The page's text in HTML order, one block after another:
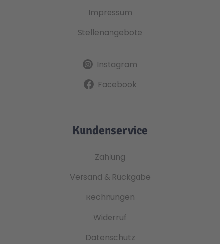
Impressum
Stellenangebote
Instagram
Facebook
Kundenservice
Zahlung
Versand & Rückgabe
Rechnungen
Widerruf
Datenschutz